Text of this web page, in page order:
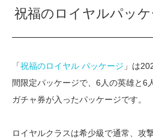
祝福のロイヤルパッ
「祝福のロイヤル パッケージ 」は
間限定パッケージで、6人の英雄と6
ガチャ券が入ったパッケージです。
ロイヤルクラスは希少級で通常、攻